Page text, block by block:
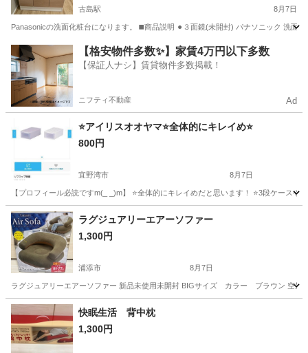
古島駅 8月7日
Panasonicの洗面化粧台になります。 ◼️商品説明 ⚫︎３面鏡(未開封) パナソニック 洗面
沖縄 浦添市 古島駅 その他 洗面化粧台
【格安物件多数✨】家賃4万円以下多数
【保証人ナシ】賃貸物件多数掲載！
ニフティ不動産 Ad
⭐️アイリスオオヤマ⭐️全体的にキレイめ⭐️
800円
宜野湾市 8月7日
【プロフィール必読ですm(_ _)m】 ⭐️全体的にキレイめだと思います！ ⭐️3段ケー
沖縄 宜野湾市 収納家具
ラグジュアリーエアーソファー
1,300円
浦添市 8月7日
ラグジュアリーエアーソファー 新品未使用未開封 BIGサイズ カラー ブラウン 空気
沖縄 浦添市 椅子 エアー
快眠生活 背中枕
1,300円